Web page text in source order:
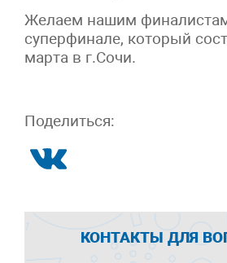
Желаем нашим
суперфинале, который
марта в г.Сочи.
Поделиться:
КОНТАКТЫ ДЛЯ